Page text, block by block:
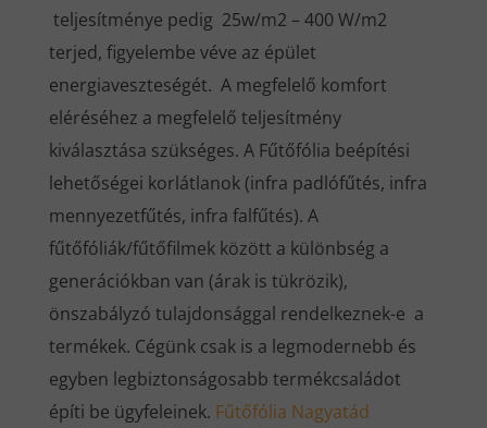
teljesítménye pedig 25w/m2 – 400 W/m2
terjed, figyelembe véve az épület
energiaveszteségét. A megfelelő komfort
eléréséhez a megfelelő teljesítmény
kiválasztása szükséges. A Fűtőfólia beépítési
lehetőségei korlátlanok (infra padlófűtés, infra
mennyezetfűtés, infra falfűtés). A
fűtőfóliák/fűtőfilmek között a különbség a
generációkban van (árak is tükrözik),
önszabályzó tulajdonsággal rendelkeznek-e a
termékek. Cégünk csak is a legmodernebb és
egyben legbiztonságosabb termékcsaládot
építi be ügyfeleinek. Fűtőfólia Nagyatád